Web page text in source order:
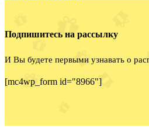
Подпишитесь на рассылку
И Вы будете первыми узнавать о
[mc4wp_form id="8966"]